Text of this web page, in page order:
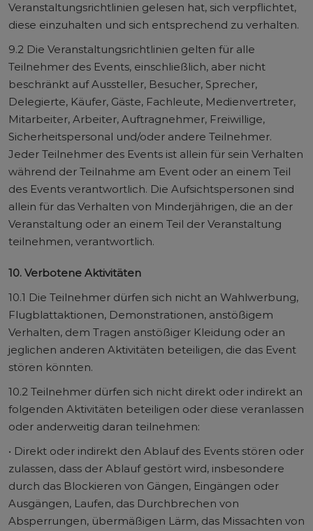
Veranstaltungsrichtlinien gelesen hat, sich verpflichtet,
diese einzuhalten und sich entsprechend zu verhalten.
9.2 Die Veranstaltungsrichtlinien gelten für alle
Teilnehmer des Events, einschließlich, aber nicht
beschränkt auf Aussteller, Besucher, Sprecher,
Delegierte, Käufer, Gäste, Fachleute, Medienvertreter,
Mitarbeiter, Arbeiter, Auftragnehmer, Freiwillige,
Sicherheitspersonal und/oder andere Teilnehmer.
Jeder Teilnehmer des Events ist allein für sein Verhalten
während der Teilnahme am Event oder an einem Teil
des Events verantwortlich. Die Aufsichtspersonen sind
allein für das Verhalten von Minderjährigen, die an der
Veranstaltung oder an einem Teil der Veranstaltung
teilnehmen, verantwortlich.
10. Verbotene Aktivitäten
10.1 Die Teilnehmer dürfen sich nicht an Wahlwerbung,
Flugblattaktionen, Demonstrationen, anstößigem
Verhalten, dem Tragen anstößiger Kleidung oder an
jeglichen anderen Aktivitäten beteiligen, die das Event
stören könnten.
10.2 Teilnehmer dürfen sich nicht direkt oder indirekt an
folgenden Aktivitäten beteiligen oder diese veranlassen
oder anderweitig daran teilnehmen:
• Direkt oder indirekt den Ablauf des Events stören oder
zulassen, dass der Ablauf gestört wird, insbesondere
durch das Blockieren von Gängen, Eingängen oder
Ausgängen, Laufen, das Durchbrechen von
Absperrungen, übermäßigen Lärm, das Missachten von